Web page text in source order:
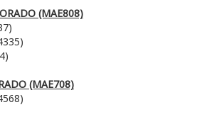
(MAE808)
(MAE708)